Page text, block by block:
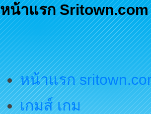
หน้าแรก Sritown.com
หน้าแรก
เกมส์ เกม